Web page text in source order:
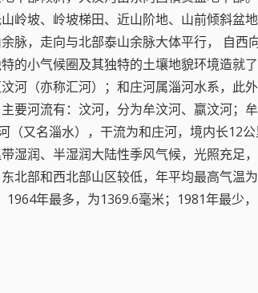
岭坡、岭坡梯田、近山阶地、山前倾斜盆
脉，走向与北部泰山余脉大体平行， 自
的小气候圈及其独特的土壤地貌环境造就
河（亦称汇河）；和庄河属淄河水系，此
要河流有：汶河，分为牟汶河、嬴汶河；
（又名淄水），干流为和庄河，境内长12
湿润、半湿润大陆性季风气候，光照充足
北部和西北部山区较低，年平均最高气
1964年最多，为1369.6毫米；1981年最少